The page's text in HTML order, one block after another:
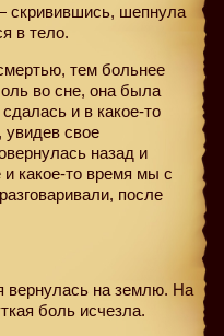
скривившись, шепнула
в тело.
тем больнее
во сне, она была
и в какое-то
увидев свое
назад и
какое-то время мы с
после
вернулась на землю. На
боль исчезла.